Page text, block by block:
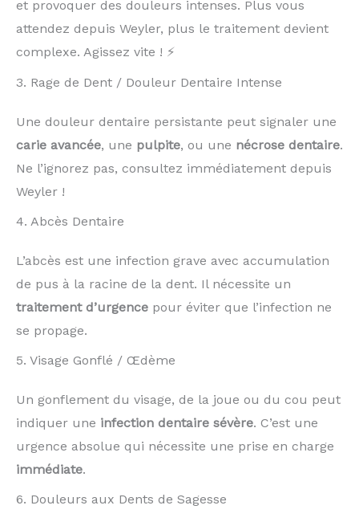
et provoquer des douleurs intenses. Plus vous
attendez depuis Weyler, plus le traitement devient
complexe. Agissez vite ! ⚡
3. Rage de Dent / Douleur Dentaire Intense
Une douleur dentaire persistante peut signaler une
carie avancée, une pulpite, ou une nécrose dentaire.
Ne l’ignorez pas, consultez immédiatement depuis
Weyler !
4. Abcès Dentaire
L’abcès est une infection grave avec accumulation
de pus à la racine de la dent. Il nécessite un
traitement d’urgence pour éviter que l’infection ne
se propage.
5. Visage Gonflé / Œdème
Un gonflement du visage, de la joue ou du cou peut
indiquer une infection dentaire sévère. C’est une
urgence absolue qui nécessite une prise en charge
immédiate.
6. Douleurs aux Dents de Sagesse